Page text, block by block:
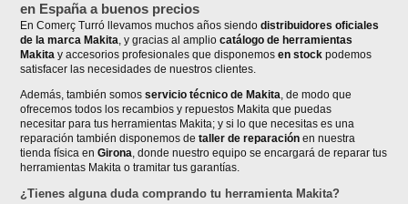
en España a buenos precios
En Comerç Turró llevamos muchos años siendodistribuidores oficiales
de la marca Makita, y gracias al ampliocatálogo de herramientas
Makita y accesorios profesionales que disponemosen stock podemos
satisfacer las necesidades de nuestros clientes.
Además, también somosservicio técnico de Makita, de modo que
ofrecemos todos los recambios y repuestos Makita que puedas
necesitar para tus herramientas Makita; y si lo que necesitas es una
reparación también disponemos detaller de reparación en nuestra
tienda física enGirona, donde nuestro equipo se encargará de reparar tus
herramientas Makita o tramitar tus garantías.
¿Tienes alguna duda comprando tu herramienta Makita?